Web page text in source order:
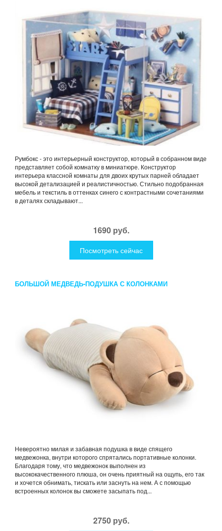
Румбокс - это интерьерный конструктор, который в собранном виде
представляет собой комнатку в миниатюре. Конструктор
интерьера классной комнаты для двоих крутых парней обладает
высокой детализацией и реалистичностью. Стильно подобранная
мебель и текстиль в оттенках синего с контрастными сочетаниями
в деталях складывают...
1690 руб.
Посмотреть сейчас
БОЛЬШОЙ МЕДВЕДЬ-ПОДУШКА С КОЛОНКАМИ
Невероятно милая и забавная подушка в виде спящего
медвежонка, внутри которого спрятались портативные колонки.
Благодаря тому, что медвежонок выполнен из
высококачественного плюша, он очень приятный на ощупь, его так
и хочется обнимать, тискать или заснуть на нем. А с помощью
встроенных колонок вы сможете засыпать под...
2750 руб.